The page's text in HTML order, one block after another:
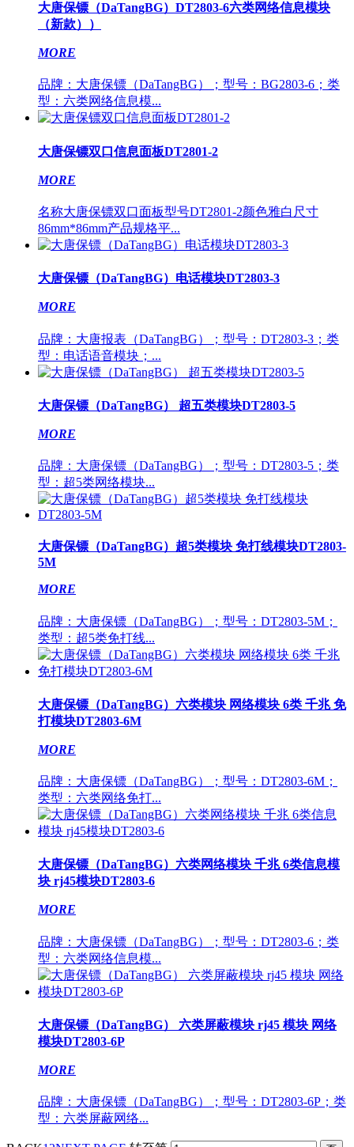
大唐保镖（DaTangBG）DT2803-6六类网络信息模块
（新款））
MORE
品牌：大唐保镖（DaTangBG）；型号：BG2803-6；类
型：六类网络信息模...
大唐保镖双口信息面板DT2801-2
MORE
名称大唐保镖双口面板型号DT2801-2颜色雅白尺寸
86mm*86mm产品规格平...
大唐保镖（DaTangBG）电话模块DT2803-3
MORE
品牌：大唐报表（DaTangBG）；型号：DT2803-3；类
型：电话语音模块；...
大唐保镖（DaTangBG） 超五类模块DT2803-5
MORE
品牌：大唐保镖（DaTangBG）；型号：DT2803-5；类
型：超5类网络模块...
大唐保镖（DaTangBG）超5类模块 免打线模块DT2803-
5M
MORE
品牌：大唐保镖（DaTangBG）；型号：DT2803-5M；
类型：超5类免打线...
大唐保镖（DaTangBG）六类模块 网络模块 6类 千兆 免
打模块DT2803-6M
MORE
品牌：大唐保镖（DaTangBG）；型号：DT2803-6M；
类型：六类网络免打...
大唐保镖（DaTangBG）六类网络模块 千兆 6类信息模
块 rj45模块DT2803-6
MORE
品牌：大唐保镖（DaTangBG）；型号：DT2803-6；类
型：六类网络信息模...
大唐保镖（DaTangBG） 六类屏蔽模块 rj45 模块 网络
模块DT2803-6P
MORE
品牌：大唐保镖（DaTangBG）；型号：DT2803-6P；类
型：六类屏蔽网络...